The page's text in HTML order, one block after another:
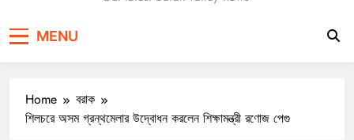
MENU
Home
বরাক
শিলচরে অসম গ্রন্থমেলার উদ্বোধন করলেন শিক্ষামন্ত্রী রণোজ পেগু